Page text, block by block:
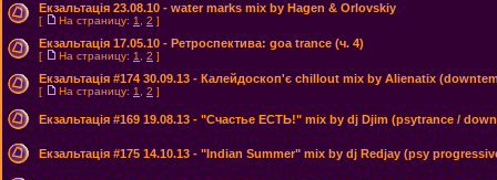
Екзальтація 23.08.10 - water marks mix by Hagen & Orlovskiy
[ На страницу: 1 2 ]
Екзальтація 17.05.10 - Ретроспектива: goa trance (ч. 4)
[ На страницу: 1 2 ]
Екзальтація #174 30.09.13 - Калейдоскоп'є chillout mix by Alienatix
[ На страницу: 1 2 ]
Екзальтація #169 19.08.13 - "Счастье ЕСТЬ!" mix by dj Djim (psytrance /
Екзальтація #175 14.10.13 - "Indian Summer" mix by dj Redjay (psy